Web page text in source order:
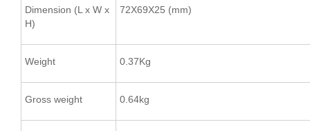
Dimension (L x W x
H)
72X69X25 (mm)
Weight 0.37Kg
Gross weight 0.64kg